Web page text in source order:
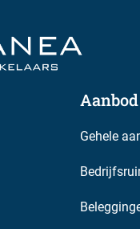
ons op voor de
graag met u mee
Aanbod
Gehele